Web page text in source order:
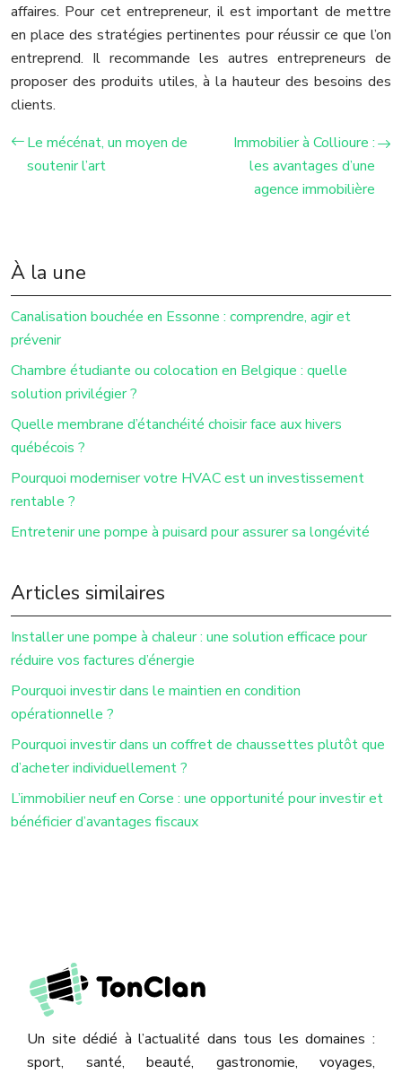
affaires. Pour cet entrepreneur, il est important de mettre
en place des stratégies pertinentes pour réussir ce que l’on
entreprend. Il recommande les autres entrepreneurs de
proposer des produits utiles, à la hauteur des besoins des
clients.
Le mécénat, un moyen de
soutenir l’art
Immobilier à Collioure :
les avantages d’une
agence immobilière
À la une
Canalisation bouchée en Essonne : comprendre, agir et
prévenir
Chambre étudiante ou colocation en Belgique : quelle
solution privilégier ?
Quelle membrane d’étanchéité choisir face aux hivers
québécois ?
Pourquoi moderniser votre HVAC est un investissement
rentable ?
Entretenir une pompe à puisard pour assurer sa longévité
Articles similaires
Installer une pompe à chaleur : une solution efficace pour
réduire vos factures d’énergie
Pourquoi investir dans le maintien en condition
opérationnelle ?
Pourquoi investir dans un coffret de chaussettes plutôt que
d’acheter individuellement ?
L’immobilier neuf en Corse : une opportunité pour investir et
bénéficier d’avantages fiscaux
Un site dédié à l’actualité dans tous les domaines :
sport, santé, beauté, gastronomie, voyages,